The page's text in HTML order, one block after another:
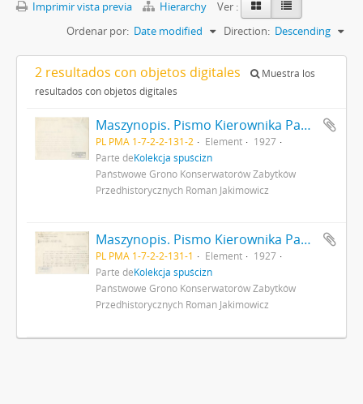
Imprimir vista previa Hierarchy
Ver :
Ordenar por: Date modified Direction: Descending
2 resultados con objetos digitales
Muestra los
resultados con objetos digitales
Maszynopis. Pismo Kierownika Państwowego Grona Konserwatorów Zabytków Przedhistorycznych nr 354-IX z dn. 20 kwietnia 1927 r. do Ministerstwa Wyznań Religijnych i Oświecenia Publicznego odsyłające do ministerstwa pisemny wniosek (nr kanc. pisma 280) konserwatora M. Drewko z dn. 20 kwietnia 1927 r. o zasiłek na badania wykopaliskowe w Gródku pow. Równe w 1927 r. s. 2: strona z pieczątką Działu Dokumentacji PMA
PL PMA 1-7-2-2-131-2 Element
1927
Parte deKolekcja spuścizn
Państwowe Grono Konserwatorów Zabytków
Przedhistorycznych Roman Jakimowicz
Maszynopis. Pismo Kierownika Państwowego Grona Konserwatorów Zabytków Przedhistorycznych nr 354-IX z dn. 20 kwietnia 1927 r. do Ministerstwa Wyznań Religijnych i Oświecenia Publicznego odsyłające do ministerstwa pisemny wniosek (nr kanc. pisma 280) konserwatora M. Drewko z dn. 20 kwietnia 1927 r. o zasiłek na badania wykopaliskowe w Gródku pow. Równe w 1927 r. s. 1
PL PMA 1-7-2-2-131-1 Element
1927
Parte deKolekcja spuścizn
Państwowe Grono Konserwatorów Zabytków
Przedhistorycznych Roman Jakimowicz